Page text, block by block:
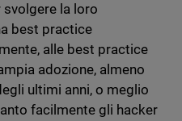
la loro
best practice
alle best practice
adozione, almeno
ultimi anni, o meglio
facilmente gli hacker